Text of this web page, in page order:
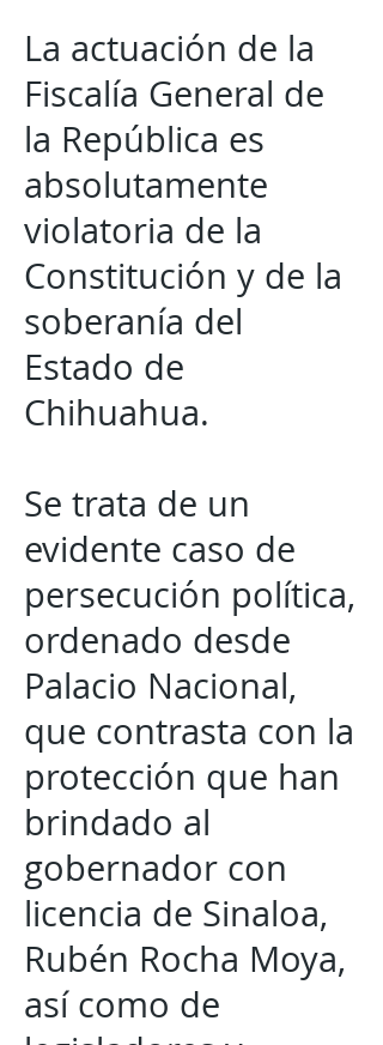
La actuación de la
Fiscalía General de
la República es
absolutamente
violatoria de la
Constitución y de la
soberanía del
Estado de
Chihuahua.
Se trata de un
evidente caso de
persecución política,
ordenado desde
Palacio Nacional,
que contrasta con la
protección que han
brindado al
gobernador con
licencia de Sinaloa,
Rubén Rocha Moya,
así como de